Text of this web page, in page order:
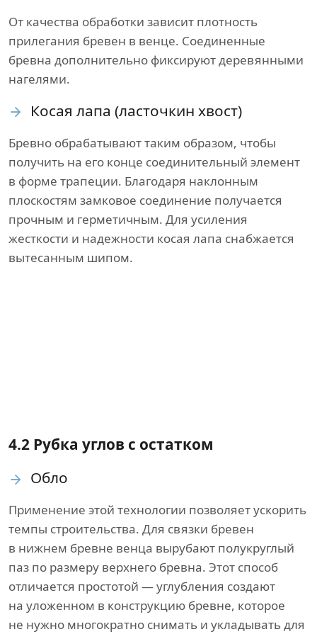
От качества обработки зависит плотность
прилегания бревен в венце. Соединенные
бревна дополнительно фиксируют деревянными
нагелями.
Косая лапа (ласточкин хвост)
Бревно обрабатывают таким образом, чтобы
получить на его конце соединительный элемент
в форме трапеции. Благодаря наклонным
плоскостям замковое соединение получается
прочным и герметичным. Для усиления
жесткости и надежности косая лапа снабжается
вытесанным шипом.
4.2 Рубка углов с остатком
Обло
Применение этой технологии позволяет ускорить
темпы строительства. Для связки бревен
в нижнем бревне венца вырубают полукруглый
паз по размеру верхнего бревна. Этот способ
отличается простотой — углубления создают
на уложенном в конструкцию бревне, которое
не нужно многократно снимать и укладывать для